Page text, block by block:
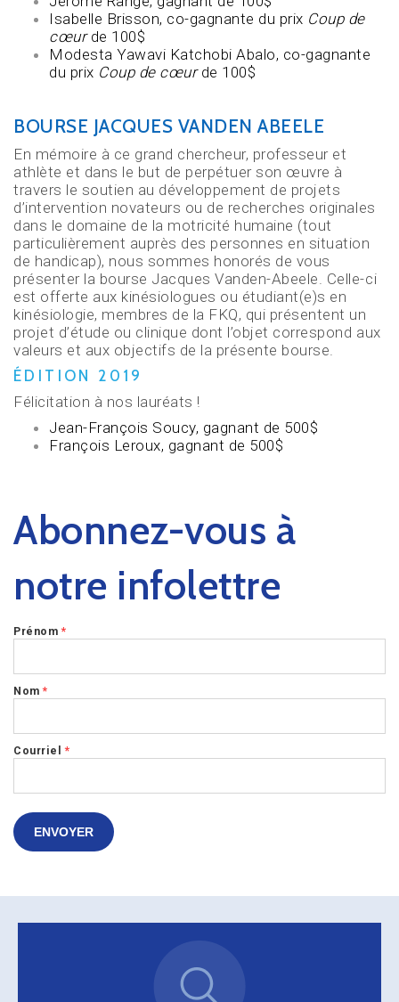
Isabelle Brisson, co-gagnante du prix Coup de
cœurde 100$
Modesta Yawavi Katchobi Abalo, co-gagnante
du prix Coup de cœurde 100$
BOURSE JACQUES VANDEN ABEELE
En mémoire à ce grand chercheur, professeur et
athlète et dans le but de perpétuer son œuvre à
travers le soutien au développement de projets
d’intervention novateurs ou de recherches originales
dans le domaine de la motricité humaine (tout
particulièrement auprès des personnes en situation
de handicap), nous sommes honorés de vous
présenter la bourse Jacques Vanden-Abeele. Celle-ci
est offerte aux kinésiologues ou étudiant(e)s en
kinésiologie, membres de la FKQ, qui présentent un
projet d’étude ou clinique dont l’objet correspond aux
valeurs et aux objectifs de la présente bourse.
ÉDITION 2019
Félicitation à nos lauréats !
Jean-François Soucy, gagnant de 500$
François Leroux, gagnant de 500$
Abonnez-vous à
notre infolettre
Prénom *
Nom *
Courriel *
ENVOYER